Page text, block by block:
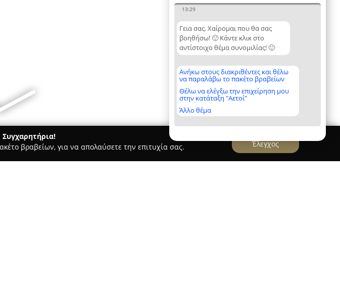
13:29
Γεια σας. Χαίρομαι που θα σας
βοηθήσω! 🙂 Κάντε κλικ στο
αντίστοιχο θέμα συνομιλίας! 🙂
Ανήκω στους διακριθέντες και θέλω
να παραλάβω το πακέτο βραβείων
Θέλω να ελέγξω την επιχείρηση μου
στην κατάταξη "Αετοί"
Άλλο θέμα
Συγχαρητήρια!
βραβείων, για να απολαύσετε την επιτυχία σας.
Έλεγχος